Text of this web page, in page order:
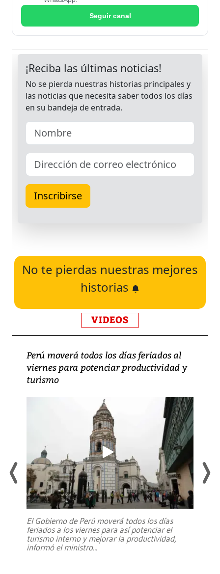
Seguir canal
No te pierdas nuestras mejores
historias
VIDEOS
Perú moverá todos los días feriados al
viernes para potenciar productividad y
turismo
El Gobierno de Perú moverá todos los días
feriados a los viernes para así potenciar el
turismo interno y mejorar la productividad,
informó el ministro...